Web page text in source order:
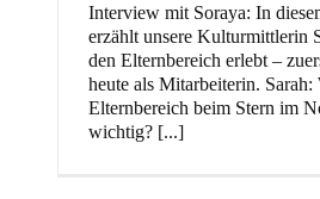
und Familie
Interview mit Soraya: In
erzählt unsere Kulturmittlerin
den Elternbereich erlebt –
heute als Mitarbeiterin. Sarah:
Elternbereich beim Stern im
wichtig? [...]